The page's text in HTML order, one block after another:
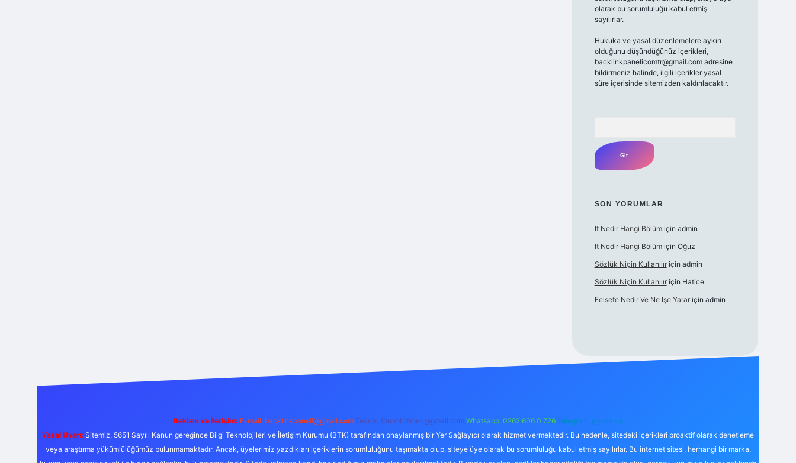
olarak bu sorumluluğu kabul etmiş
sayılırlar.
Hukuka ve yasal düzenlemelere aykırı
olduğunu düşündüğünüz içerikleri,
backlinkpanelicomtr@gmail.comadresine
bildirmeniz halinde, ilgili içerikler yasal
süre içerisinde sitemizden kaldırılacaktır.
SON YORUMLAR
It Nedir Hangi Bölümiçin admin
It Nedir Hangi Bölümiçin Oğuz
Sözlük Niçin Kullanılıriçin admin
Sözlük Niçin Kullanılıriçin Hatice
Felsefe Nedir Ve Ne Işe Yarariçin admin
Reklam ve İletişim: E-mail: backlinkpaneli@gmail.com Teams: forumhizmeti@gmail.com Whatsapp: 0262 606 0 726 Telegram: @karabul
Yasal Uyarı: Sitemiz, 5651 Sayılı Kanun gereğince Bilgi Teknolojileri ve İletişim Kurumu (BTK) tarafından onaylanmış bir Yer Sağlayıcı olarak hizmet vermektedir. Bu nedenle, sitedeki içerikleri proaktif olarak denetleme
veya araştırma yükümlülüğümüz bulunmamaktadır. Ancak, üyelerimiz yazdıkları içeriklerin sorumluluğunu taşımakta olup, siteye üye olarak bu sorumluluğu kabul etmiş sayılırlar. Bu internet sitesi, herhangi bir marka,